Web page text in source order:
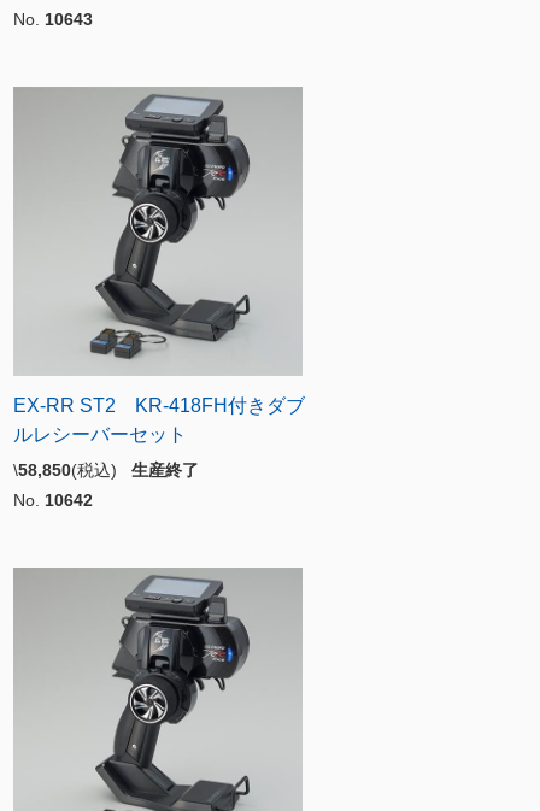
No. 10643
EX-RR ST2 KR-418FH付きダブ
ルレシーバーセット
\58,850(税込) 生産終了
No. 10642